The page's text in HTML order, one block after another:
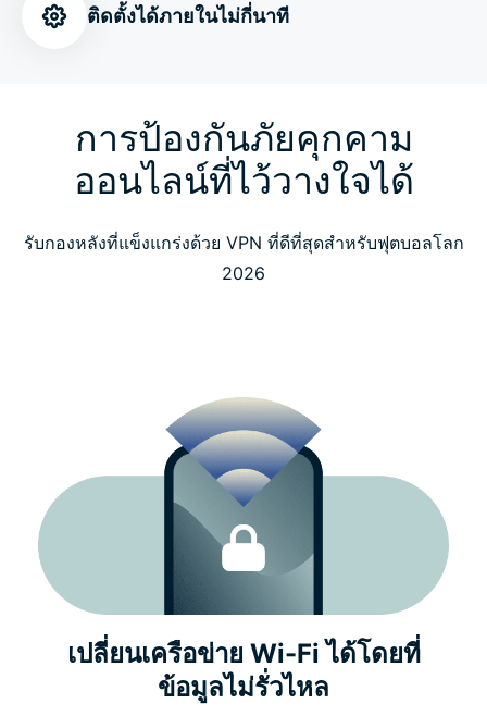
ดาวน์โหลด ExpressVPN ได้ภายในไม่กี่นาที
ตัวตน และอีกมากมาย
แฟน ๆ ทั่วโลกกล่าวถึงพวกเราอย่างไรบ้าง
ติดตั้งได้ภายในไม่กี่นาที
การป้องกันภัยคุกคาม
ออนไลน์ที่ไว้วางใจได้
รับกองหลังที่แข็งแกร่งด้วย VPN ที่ดีที่สุดสำหรับฟุตบอลโลก
2026
เปลี่ยนเครือข่าย Wi-Fi ได้โดยที่
ข้อมูลไม่รั่วไหล